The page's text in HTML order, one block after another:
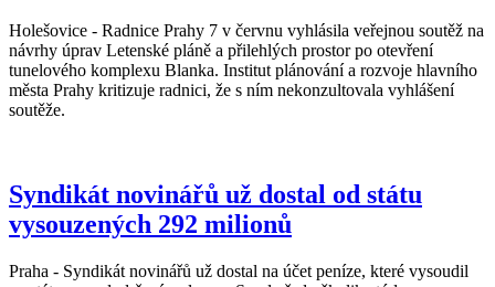
Holešovice - Radnice Prahy 7 v červnu vyhlásila veřejnou soutěž na
návrhy úprav Letenské pláně a přilehlých prostor po otevření
tunelového komplexu Blanka. Institut plánování a rozvoje hlavního
města Prahy kritizuje radnici, že s ním nekonzultovala vyhlášení
soutěže.
Syndikát novinářů už dostal od státu
vysouzených 292 milionů
Praha - Syndikát novinářů už dostal na účet peníze, které vysoudil